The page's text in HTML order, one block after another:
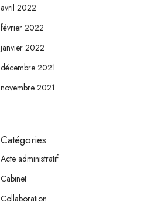
avril 2022
février 2022
janvier 2022
décembre 2021
novembre 2021
Catégories
Acte administratif
Cabinet
Collaboration